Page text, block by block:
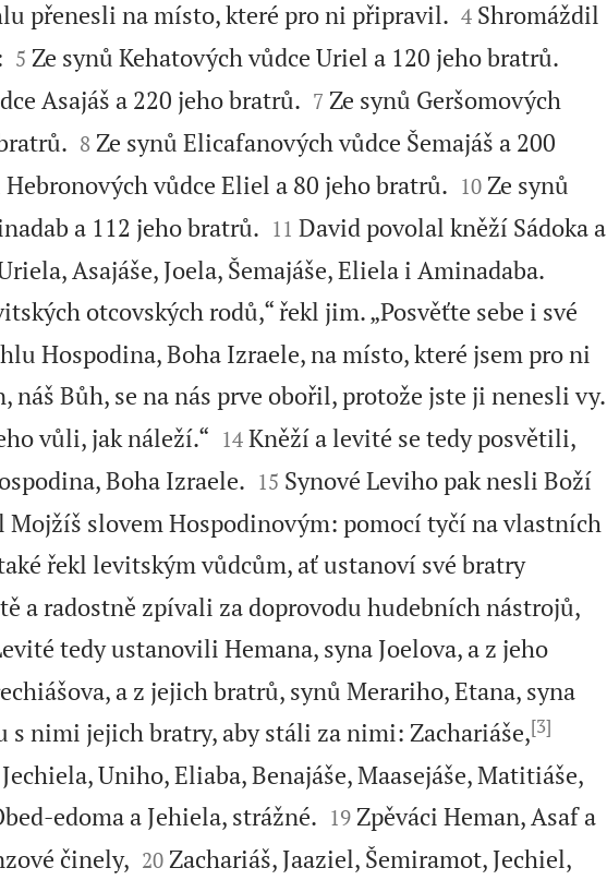
přenesli na místo, které pro ni připravil.
4 Shromáždil

5 Ze synů Kehatových vůdce Uriel a 120 jeho bratrů.
Asajáš a 220 jeho bratrů.
7 Ze synů Geršomových

8 Ze synů Elicafanových vůdce Šemajáš a 200
Hebronových vůdce Eliel a 80 jeho bratrů.
10 Ze synů
a 112 jeho bratrů.
11 David povolal kněží Sádoka a
Asajáše, Joela, Šemajáše, Eliela i Aminadaba.
otcovských rodů,“ řekl jim. „Posvěťte sebe i své
Hospodina, Boha Izraele, na místo, které jsem pro ni
náš Bůh, se na nás prve obořil, protože jste ji nenesli vy.
vůli, jak náleží.“
14 Kněží a levité se tedy posvětili,
Boha Izraele.
15 Synové Leviho pak nesli Boží
slovem Hospodinovým: pomocí tyčí na vlastních
řekl levitským vůdcům, ať ustanoví své bratry
a radostně zpívali za doprovodu hudebních nástrojů,
tedy ustanovili Hemana, syna Joelova, a z jeho
a z jejich bratrů, synů Merariho, Etana, syna
s nimi jejich bratry, aby stáli za nimi: Zachariáše,[3]
Uniho, Eliaba, Benajáše, Maasejáše, Matitiáše,
edoma a Jehiela, strážné.
19 Zpěváci Heman, Asaf a
činely,
20 Zachariáš, Jaaziel, Šemiramot, Jechiel,